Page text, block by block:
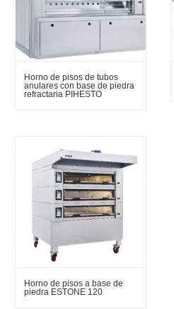
Horno de pisos de tubos
anulares con base de piedra
refractaria PIHESTO
Horno de pisos a base de
piedra ESTONE 120